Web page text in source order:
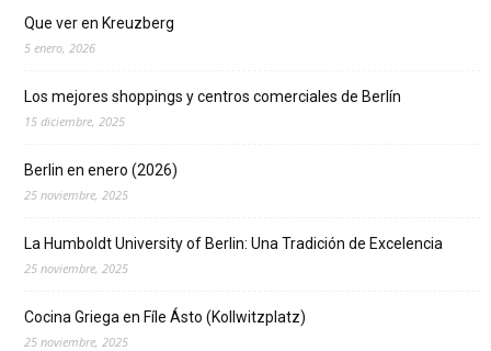
Que ver en Kreuzberg
5 enero, 2026
Los mejores shoppings y centros comerciales de Berlín
15 diciembre, 2025
Berlin en enero (2026)
25 noviembre, 2025
La Humboldt University of Berlin: Una Tradición de Excelencia
25 noviembre, 2025
Cocina Griega en Fíle Ásto (Kollwitzplatz)
25 noviembre, 2025